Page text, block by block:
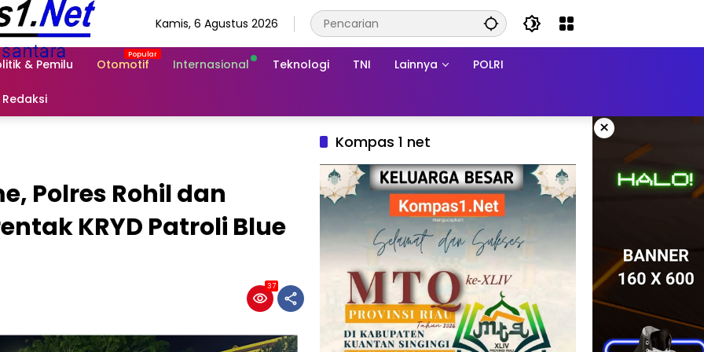
Kamis, 6 Agustus 2026
& Pemilu Otomotif Internasional Teknologi TNI Lainnya POLRI
Redaksi
×
Polres Rohil dan
KRYD Patroli Blue
37
Kompas 1 net